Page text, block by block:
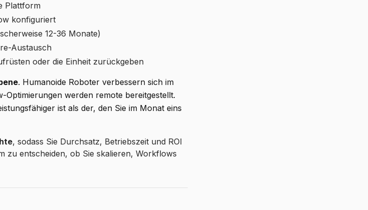
Plattform
konfiguriert
12-36 Monate)
Austausch
oder die Einheit zurückgeben
. Humanoide Roboter verbessern sich im
werden remote bereitgestellt.
ist als der, den Sie im Monat eins
, sodass Sie Durchsatz, Betriebszeit und ROI
zu entscheiden, ob Sie skalieren, Workflows